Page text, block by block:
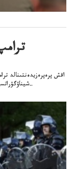
اقش پرەپرەزيدەنتىنالد
شيناۋگۋراتسياسىلانىستى توتەنشقارساڭىنداعىيالاپ، ۆاشينگقاۋىپسىزدىكال..